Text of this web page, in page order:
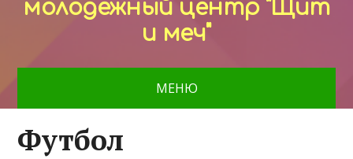
молодежный центр "Щит
и меч"
МЕНЮ
Футбол